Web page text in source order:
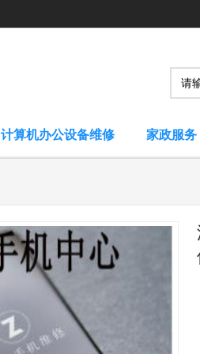
计算机办公设备维修 家政服务